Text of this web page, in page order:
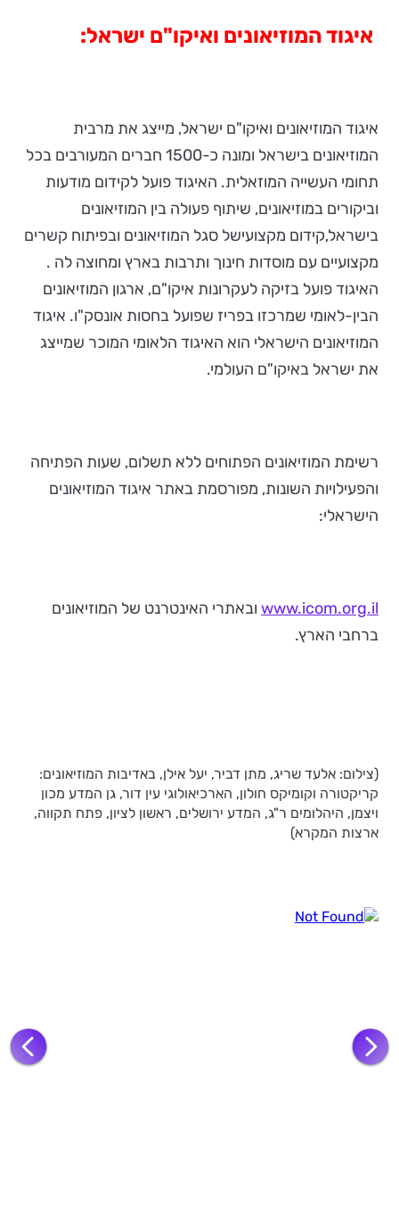
איגוד המוזיאונים ואיקו"ם ישראל:
איגוד המוזיאונים ואיקו"ם ישראל, מייצג את מרבית
המוזיאונים בישראל ומונה כ-1500 חברים המעורבים בכל
תחומי העשייה המוזאלית. האיגוד פועל לקידום מודעות
וביקורים במוזיאונים, שיתוף פעולה בין המוזיאונים
בישראל,קידום מקצועישל סגל המוזיאונים ובפיתוח קשרים
מקצועיים עם מוסדות חינוך ותרבות בארץ ומחוצה לה .
האיגוד פועל בזיקה לעקרונות איקו"ם, ארגון המוזיאונים
הבין-לאומי שמרכזו בפריז שפועל בחסות אונסק"ו. איגוד
המוזיאונים הישראלי הוא האיגוד הלאומי המוכר שמייצג
את ישראל באיקו"ם העולמי.
רשימת המוזיאונים הפתוחים ללא תשלום, שעות הפתיחה
והפעילויות השונות, מפורסמת באתר איגוד המוזיאונים
הישראלי:
www.icom.org.il ובאתרי האינטרנט של המוזיאונים
ברחבי הארץ.
(צילום: אלעד שריג, מתן דביר, יעל אילן, באדיבות המוזיאונים:
קריקטורה וקומיקס חולון, הארכיאולוגי עין דור, גן המדע מכון
ויצמן, היהלומים ר"ג, המדע ירושלים, ראשון לציון, פתח תקווה,
ארצות המקרא)